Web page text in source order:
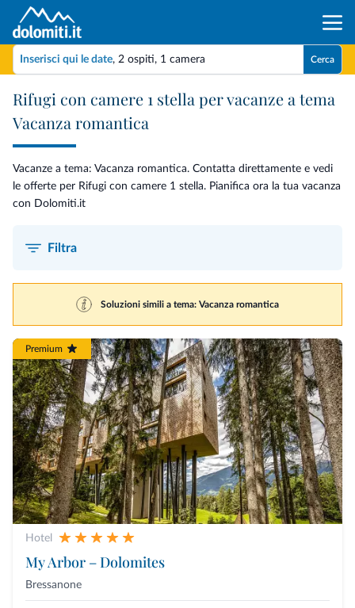
Inserisci qui le date, 2 ospiti, 1 camera Cerca
Rifugi con camere 1 stella per vacanze a tema
Vacanza romantica
Vacanze a tema: Vacanza romantica. Contatta direttamente e vedi
le offerte per Rifugi con camere 1 stella. Pianifica ora la tua vacanza
con Dolomiti.it
Filtra
Soluzioni simili a tema: Vacanza romantica
Premium
Hotel
My Arbor – Dolomites
Bressanone